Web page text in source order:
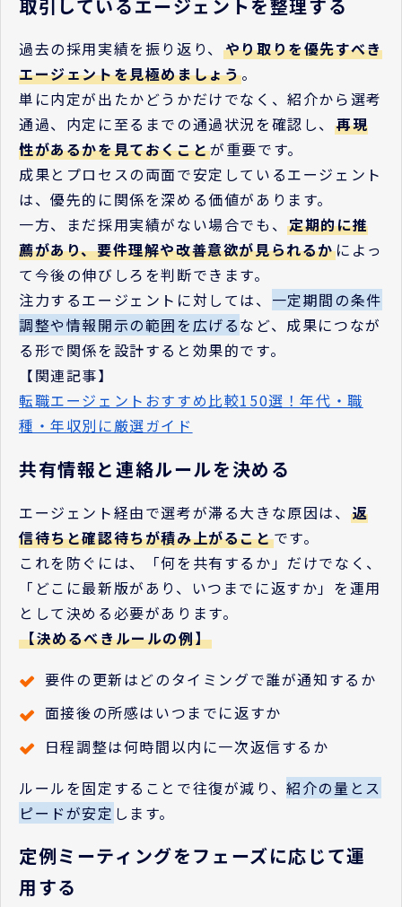
取引しているエージェントを整理する
過去の採用実績を振り返り、 やり取りを優先すべき
エージェントを見極めましょう。
単に内定が出たかどうかだけでなく、紹介から選考
通過、内定に至るまでの通過状況を確認し、再現
性があるかを見ておくことが重要です。
成果とプロセスの両面で安定しているエージェント
は、優先的に関係を深める価値があります。
一方、まだ採用実績がない場合でも、定期的に推
薦があり、要件理解や改善意欲が見られるかによっ
て今後の伸びしろを判断できます。
注力するエージェントに対しては、 一定期間の条件
調整や情報開示の範囲を広げるなど、成果につなが
る形で関係を設計すると効果的です。
【関連記事】
転職エージェントおすすめ比較150選！年代・職
種・年収別に厳選ガイド
共有情報と連絡ルールを決める
エージェント経由で選考が滞る大きな原因は、 返
信待ちと確認待ちが積み上がることです。
これを防ぐには、「何を共有するか」だけでなく、
「どこに最新版があり、いつまでに返すか」を運用
として決める必要があります。
【決めるべきルールの例】
要件の更新はどのタイミングで誰が通知するか
面接後の所感はいつまでに返すか
日程調整は何時間以内に一次返信するか
ルールを固定することで往復が減り、紹介の量とス
ピードが安定 します。
定例ミーティングをフェーズに応じて運
用する